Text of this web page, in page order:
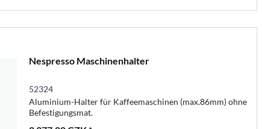
Nespresso Maschinenhalter
52324
Aluminium-Halter für Kaffeemaschinen (max.86mm) ohne
Befestigungsmat.